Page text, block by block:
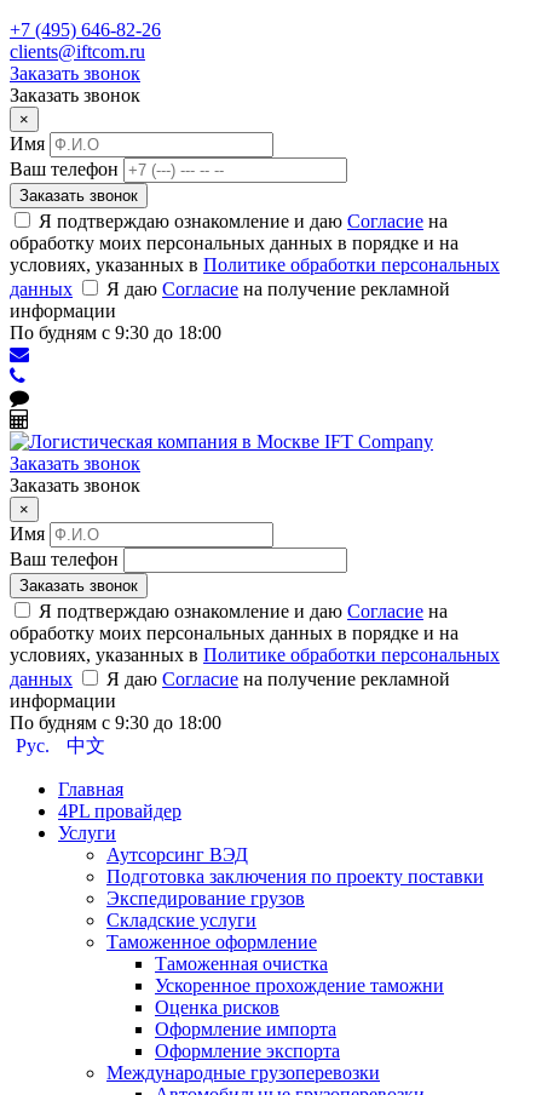
+7 (495) 646-82-26
clients@iftcom.ru
Заказать звонок
Заказать звонок
×
Имя
Ваш телефон
Заказать звонок
Я подтверждаю ознакомление и даю Согласие на
обработку моих персональных данных в порядке и на
условиях, указанных в Политике обработки персональных
данных
Я даю Согласие на получение рекламной
информации
По будням с 9:30 до 18:00
Заказать звонок
Заказать звонок
×
Имя
Ваш телефон
Заказать звонок
Я подтверждаю ознакомление и даю Согласие на
обработку моих персональных данных в порядке и на
условиях, указанных в Политике обработки персональных
данных
Я даю Согласие на получение рекламной
информации
По будням с 9:30 до 18:00
Рус.
中文
Главная
4PL провайдер
Услуги
Аутсорсинг ВЭД
Подготовка заключения по проекту поставки
Экспедирование грузов
Складские услуги
Таможенное оформление
Таможенная очистка
Ускоренное прохождение таможни
Оценка рисков
Оформление импорта
Оформление экспорта
Международные грузоперевозки